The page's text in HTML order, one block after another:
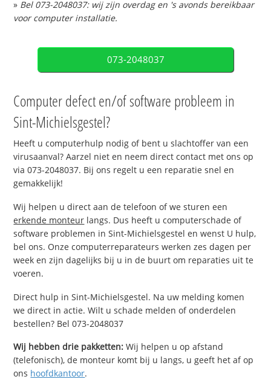
» Bel 073-2048037: wij zijn overdag en 's avonds bereikbaar
voor computer installatie.
073-2048037
Computer defect en/of software probleem in
Sint-Michielsgestel?
Heeft u computerhulp nodig of bent u slachtoffer van een
virusaanval? Aarzel niet en neem direct contact met ons op
via 073-2048037. Bij ons regelt u een reparatie snel en
gemakkelijk!
Wij helpen u direct aan de telefoon of we sturen een
erkende monteur langs. Dus heeft u computerschade of
software problemen in Sint-Michielsgestel en wenst U hulp,
bel ons. Onze computerreparateurs werken zes dagen per
week en zijn dagelijks bij u in de buurt om reparaties uit te
voeren.
Direct hulp in Sint-Michielsgestel. Na uw melding komen
we direct in actie. Wilt u schade melden of onderdelen
bestellen? Bel 073-2048037
Wij hebben drie pakketten: Wij helpen u op afstand
(telefonisch), de monteur komt bij u langs, u geeft het af op
ons hoofdkantoor.